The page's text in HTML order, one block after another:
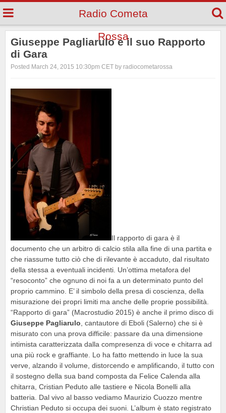
Radio Cometa
Rossa
Giuseppe Pagliarulo e il suo Rapporto
di Gara
Posted March 24, 2015 10:30pm CET by radiocometarossa
Il rapporto di gara è il
documento che un arbitro di calcio stila alla fine di una partita e
che riassume tutto ciò che di rilevante è accaduto, dal risultato
della stessa a eventuali incidenti. Un’ottima metafora del
“resoconto” che ognuno di noi fa a un determinato punto del
proprio cammino. E’ il simbolo della presa di coscienza, della
misurazione dei propri limiti ma anche delle proprie possibilità.
“Rapporto di gara” (Macrostudio 2015) è anche il primo disco di
Giuseppe Pagliarulo , cantautore di Eboli (Salerno) che si è
misurato con una prova difficile: passare da una dimensione
intimista caratterizzata dalla compresenza di voce e chitarra ad
una più rock e graffiante. Lo ha fatto mettendo in luce la sua
verve, alzando il volume, distorcendo e amplificando, il tutto con
il sostegno della sua band composta da Felice Calenda alla
chitarra, Cristian Peduto alle tastiere e Nicola Bonelli alla
batteria. Dal vivo al basso vediamo Maurizio Cuozzo mentre
Christian Peduto si occupa dei suoni. L’album è stato registrato